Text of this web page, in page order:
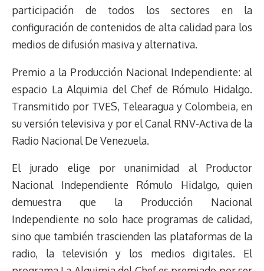
participación de todos los sectores en la
configuración de contenidos de alta calidad para los
medios de difusión masiva y alternativa.
Premio a la Producción Nacional Independiente: al
espacio La Alquimia del Chef de Rómulo Hidalgo.
Transmitido por TVES, Telearagua y Colombeia, en
su versión televisiva y por el Canal RNV-Activa de la
Radio Nacional De Venezuela.
El jurado elige por unanimidad al Productor
Nacional Independiente Rómulo Hidalgo, quien
demuestra que la Producción Nacional
Independiente no solo hace programas de calidad,
sino que también trascienden las plataformas de la
radio, la televisión y los medios digitales. El